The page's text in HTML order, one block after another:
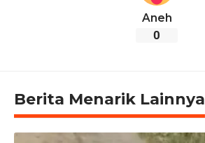
Aneh
0
Berita Menarik Lainnya